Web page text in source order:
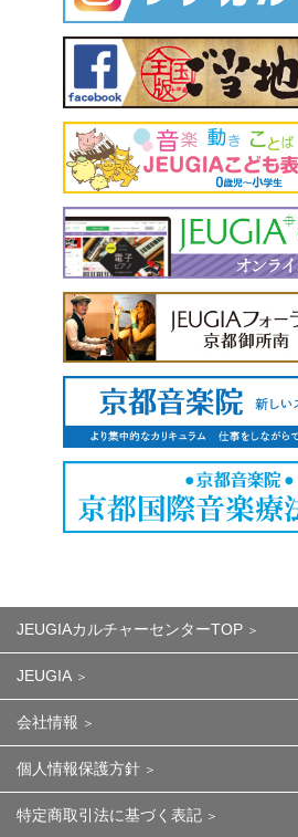
JEUGIAカルチャーセンターTOP
JEUGIA
会社情報
個人情報保護方針
特定商取引法に基づく表記